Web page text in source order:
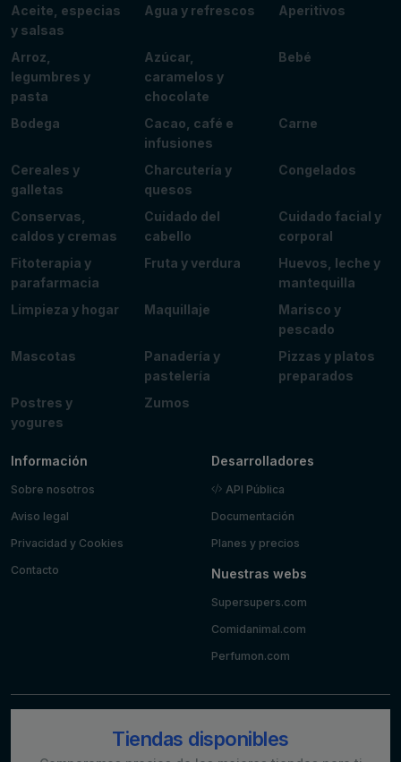
Aceite, especias
y salsas
Agua y refrescos Aperitivos
Arroz,
legumbres y
pasta
Azúcar,
caramelos y
chocolate
Bebé
Bodega
Cacao, café e
infusiones
Carne
Cereales y
galletas
Charcutería y
quesos
Congelados
Conservas,
caldos y cremas
Cuidado del
cabello
Cuidado facial y
corporal
Fitoterapia y
parafarmacia
Fruta y verdura
Huevos, leche y
mantequilla
Limpieza y hogar
Maquillaje
Marisco y
pescado
Mascotas
Panadería y
pastelería
Pizzas y platos
preparados
Postres y
yogures
Zumos
Información
Sobre nosotros
Aviso legal
Privacidad y Cookies
Contacto
Desarrolladores
API Pública
Documentación
Planes y precios
Nuestras webs
Supersupers.com
Comidanimal.com
Perfumon.com
Tiendas disponibles